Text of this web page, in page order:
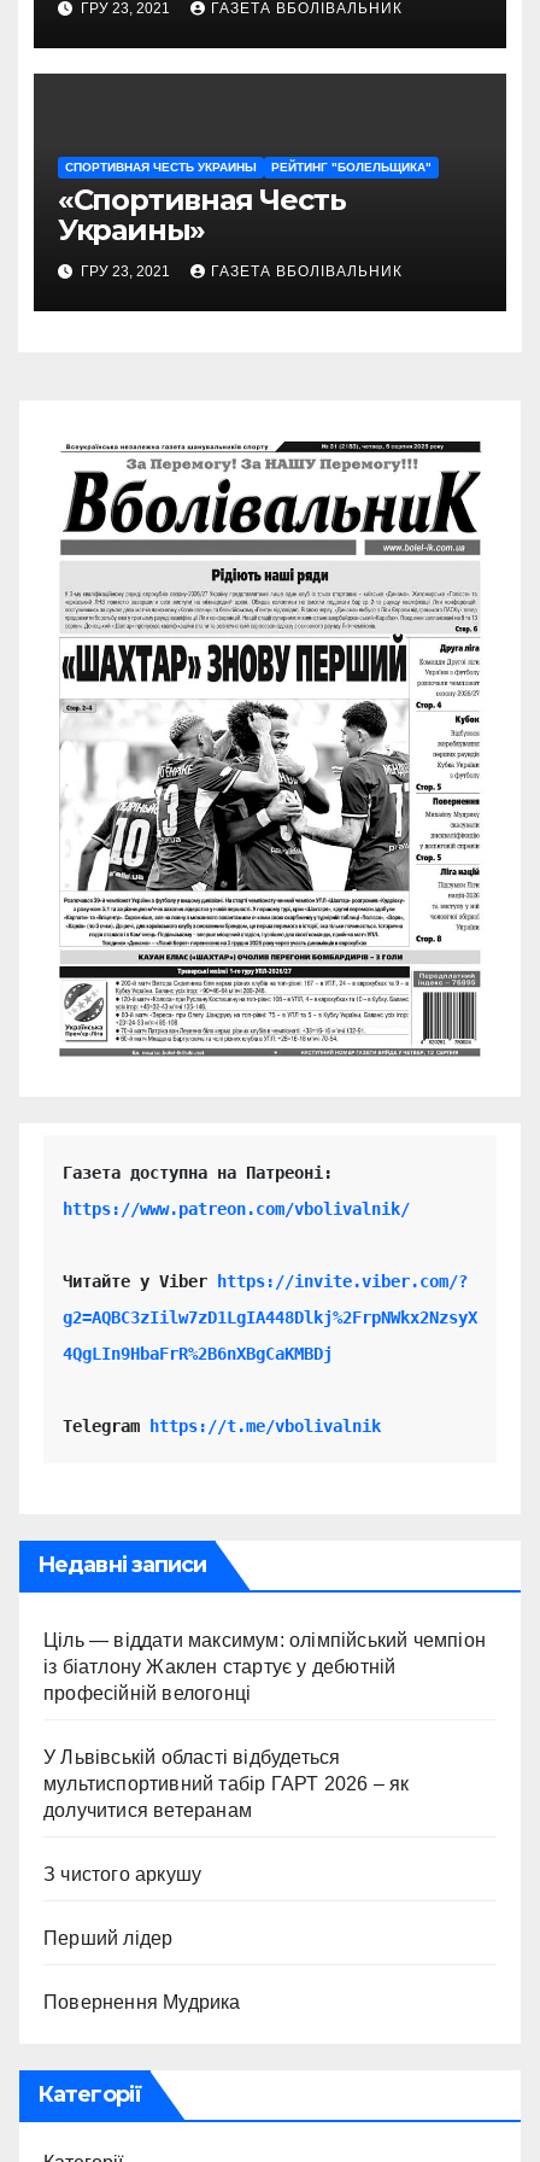
ГРУ 23, 2021 ГАЗЕТА ВБОЛІВАЛЬНИК
СПОРТИВНАЯ ЧЕСТЬ УКРАИНЫ РЕЙТИНГ "БОЛЕЛЬЩИКА"
«Спортивная Честь
Украины»
ГРУ 23, 2021 ГАЗЕТА ВБОЛІВАЛЬНИК
https://www.patreon.com/vbolivalnik/
Читайте у Viber
https://invite.viber.com/?
g2=AQBC3zIilw7zD1LgIA448Dlkj%2FrpNWkx2NzsyX
4QgLIn9HbaFrR%2B6nXBgCaKMBDj
Telegram https://t.me/vbolivalnik
Недавні записи
Ціль — віддати максимум: олімпійський чемпіон
із біатлону Жаклен стартує у дебютній
професійній велогонці
У Львівській області відбудеться
мультиспортивний табір ГАРТ 2026 – як
долучитися ветеранам
З чистого аркушу
Перший лідер
Повернення Мудрика
Категорії